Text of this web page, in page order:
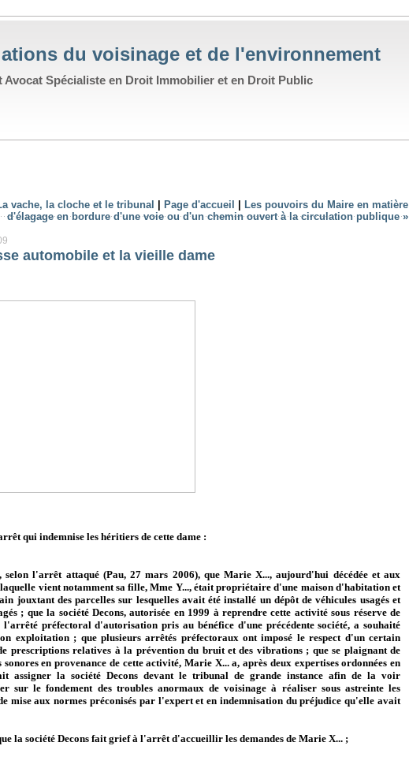
du voisinage et de l'environnement
Spécialiste en Droit Immobilier et en Droit Public
vache, la cloche et le tribunal Page d'accueil
Les pouvoirs du Maire en matière
d'élagage en bordure d'une voie ou d'un chemin ouvert à la circulation publique »
automobile et la vieille dame
qui indemnise les héritiers de cette dame :
selon l'arrêt attaqué (Pau, 27 mars 2006), que Marie X..., aujourd'hui décédée et aux
vient notamment sa fille, Mme Y..., était propriétaire d'une maison d'habitation et
jouxtant des parcelles sur lesquelles avait été installé un dépôt de véhicules usagés et
; que la société Decons, autorisée en 1999 à reprendre cette activité sous réserve de
l'arrêté préfectoral d'autorisation pris au bénéfice d'une précédente société, a souhaité
exploitation ; que plusieurs arrêtés préfectoraux ont imposé le respect d'un certain
prescriptions relatives à la prévention du bruit et des vibrations ; que se plaignant de
sonores en provenance de cette activité, Marie X... a, après deux expertises ordonnées en
assigner la société Decons devant le tribunal de grande instance afin de la voir
sur le fondement des troubles anormaux de voisinage à réaliser sous astreinte les
mise aux normes préconisés par l'expert et en indemnisation du préjudice qu'elle avait
la société Decons fait grief à l'arrêt d'accueillir les demandes de Marie X... ;